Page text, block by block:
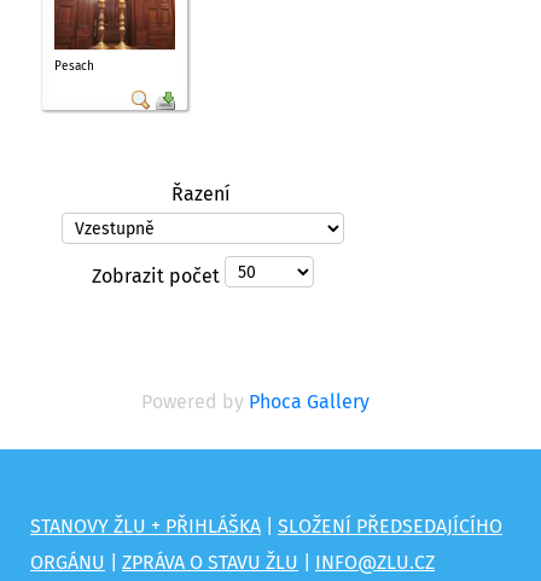
Pesach
Řazení
Zobrazit počet
Powered by Phoca Gallery
STANOVY ŽLU + PŘIHLÁŠKA
SLOŽENÍ PŘEDSEDAJÍCÍHO
ORGÁNU
ZPRÁVA O STAVU ŽLU INFO@ZLU.CZ